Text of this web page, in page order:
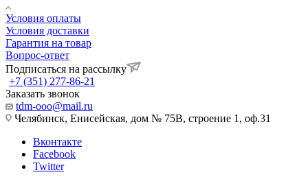
Условия оплаты
Условия доставки
Гарантия на товар
Вопрос-ответ
Подписаться на рассылку
+7 (351) 277-86-21
Заказать звонок
tdm-ooo@mail.ru
Челябинск, Енисейская, дом № 75В, строение 1, оф.31
Вконтакте
Facebook
Twitter